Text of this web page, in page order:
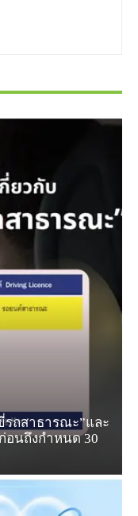
ถสาธารณะ”และ
นถึงกำหนด 30